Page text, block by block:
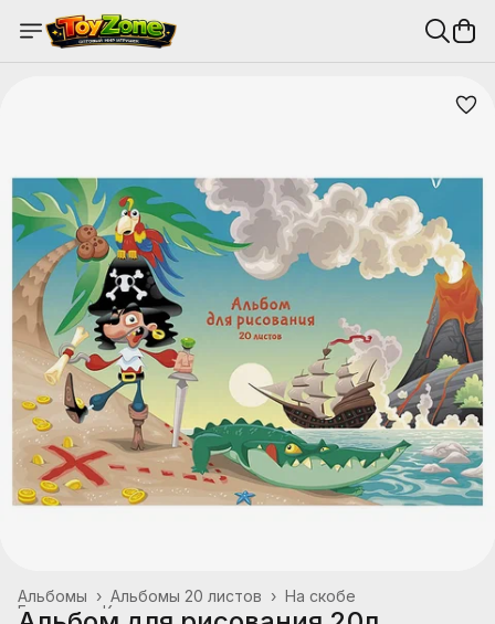
На скобе
Альбомы 20 листов ›
Альбомы ›
Канцтовары, школьные принадлежности
Главная